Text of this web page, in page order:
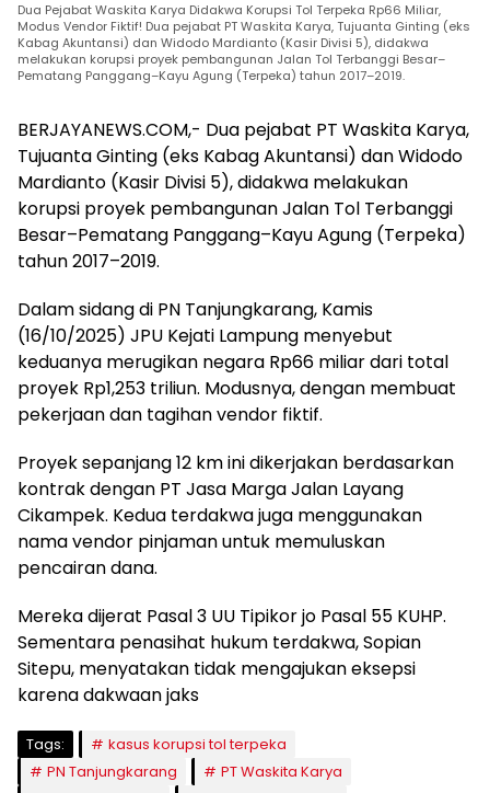
Dua Pejabat Waskita Karya Didakwa Korupsi Tol Terpeka Rp66 Miliar,
Modus Vendor Fiktif! Dua pejabat PT Waskita Karya, Tujuanta Ginting (eks
Kabag Akuntansi) dan Widodo Mardianto (Kasir Divisi 5), didakwa
melakukan korupsi proyek pembangunan Jalan Tol Terbanggi Besar–
Pematang Panggang–Kayu Agung (Terpeka) tahun 2017–2019.
BERJAYANEWS.COM,- Dua pejabat PT Waskita Karya,
Tujuanta Ginting (eks Kabag Akuntansi) dan Widodo
Mardianto (Kasir Divisi 5), didakwa melakukan
korupsi proyek pembangunan Jalan Tol Terbanggi
Besar–Pematang Panggang–Kayu Agung (Terpeka)
tahun 2017–2019.
Dalam sidang di PN Tanjungkarang, Kamis
(16/10/2025) JPU Kejati Lampung menyebut
keduanya merugikan negara Rp66 miliar dari total
proyek Rp1,253 triliun. Modusnya, dengan membuat
pekerjaan dan tagihan vendor fiktif.
Proyek sepanjang 12 km ini dikerjakan berdasarkan
kontrak dengan PT Jasa Marga Jalan Layang
Cikampek. Kedua terdakwa juga menggunakan
nama vendor pinjaman untuk memuluskan
pencairan dana.
Mereka dijerat Pasal 3 UU Tipikor jo Pasal 55 KUHP.
Sementara penasihat hukum terdakwa, Sopian
Sitepu, menyatakan tidak mengajukan eksepsi
karena dakwaan jaks
Tags:
kasus korupsi tol terpeka
PN Tanjungkarang
PT Waskita Karya